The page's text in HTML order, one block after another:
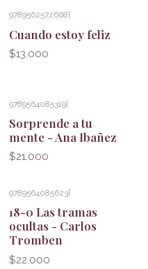
9789562572668
Cuando estoy feliz
$13.000
9789564085319|
Sorprende a tu
mente - Ana Ibañez
$21.000
9789564085623
18-0 Las tramas
ocultas - Carlos
Tromben
$22.000